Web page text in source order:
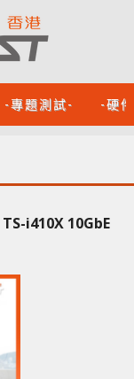
-專題測試- -硬
i410X 10GbE